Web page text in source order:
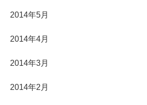
2014年5月
2014年4月
2014年3月
2014年2月